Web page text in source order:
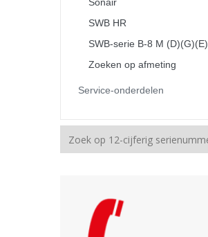
SWB HR
SWB-serie B-8 M (D)(G)(E)
Zoeken op afmeting
Service-onderdelen